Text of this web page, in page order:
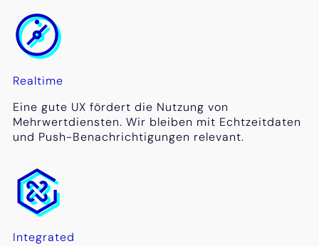
Realtime
Eine gute UX fördert die Nutzung von
Mehrwertdiensten. Wir bleiben mit Echtzeitdaten
und Push-Benachrichtigungen relevant.
Integrated